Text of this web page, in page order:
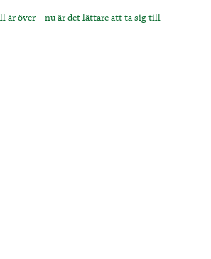
är över – nu är det lättare att ta sig till